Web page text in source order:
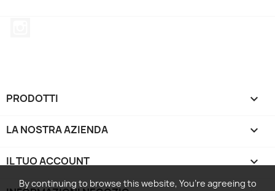
PRODOTTI 
LA NOSTRA AZIENDA 
IL TUO ACCOUNT 
By continuing to browse this website, You’re agreeing to